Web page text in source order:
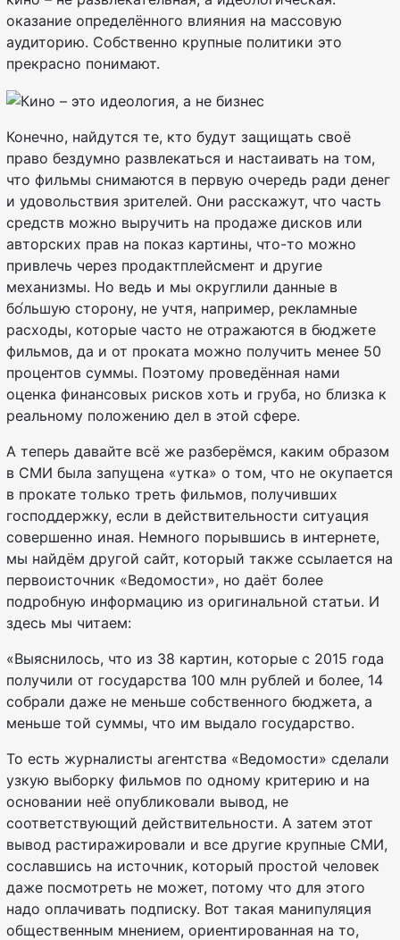
оказание определённого влияния на массовую
аудиторию. Собственно крупные политики это
прекрасно понимают.
Конечно, найдутся те, кто будут защищать своё
право бездумно развлекаться и настаивать на том,
что фильмы снимаются в первую очередь ради денег
и удовольствия зрителей. Они расскажут, что часть
средств можно выручить на продаже дисков или
авторских прав на показ картины, что-то можно
привлечь через продактплейсмент и другие
механизмы. Но ведь и мы округлили данные в
бо́льшую сторону, не учтя, например, рекламные
расходы, которые часто не отражаются в бюджете
фильмов, да и от проката можно получить менее 50
процентов суммы. Поэтому проведённая нами
оценка финансовых рисков хоть и груба, но близка к
реальному положению дел в этой сфере.
А теперь давайте всё же разберёмся, каким образом
в СМИ была запущена «утка» о том, что не окупается
в прокате только треть фильмов, получивших
господдержку, если в действительности ситуация
совершенно иная. Немного порывшись в интернете,
мы найдём другой сайт, который также ссылается на
первоисточник «Ведомости», но даёт более
подробную информацию из оригинальной статьи. И
здесь мы читаем:
«Выяснилось, что из 38 картин, которые с 2015 года
получили от государства 100 млн рублей и более, 14
собрали даже не меньше собственного бюджета, а
меньше той суммы, что им выдало государство.
То есть журналисты агентства «Ведомости» сделали
узкую выборку фильмов по одному критерию и на
основании неё опубликовали вывод, не
соответствующий действительности. А затем этот
вывод растиражировали и все другие крупные СМИ,
сославшись на источник, который простой человек
даже посмотреть не может, потому что для этого
надо оплачивать подписку. Вот такая манипуляция
общественным мнением, ориентированная на то,